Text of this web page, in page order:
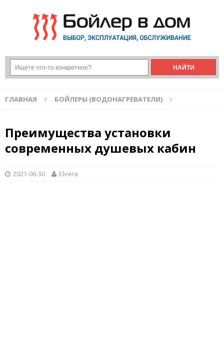
ГЛАВНАЯ БОЙЛЕРЫ (ВОДОНАГРЕВАТЕЛИ)
Преимущества установки
современных душевых кабин
2021-06-30 Elvera